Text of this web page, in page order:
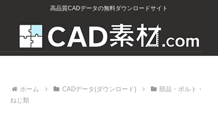
高品質CADデータの無料ダウンロードサイト
ホーム CADデータ(ダウンロード)
部品・ボルト・
ねじ類